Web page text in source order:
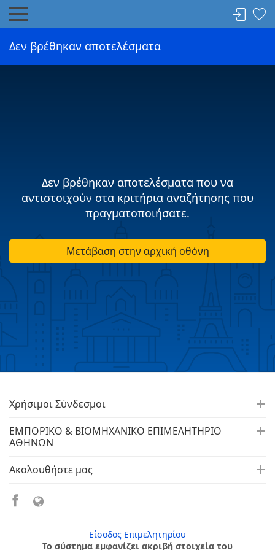
Δεν βρέθηκαν αποτελέσματα
Δεν βρέθηκαν αποτελέσματα που να
αντιστοιχούν στα κριτήρια αναζήτησης που
πραγματοποιήσατε.
Μετάβαση στην αρχική οθόνη
Χρήσιμοι Σύνδεσμοι
ΕΜΠΟΡΙΚΟ & ΒΙΟΜΗΧΑΝΙΚΟ ΕΠΙΜΕΛΗΤΗΡΙΟ
ΑΘΗΝΩΝ
Ακολουθήστε μας
Είσοδος Επιμελητηρίου
Το σύστημα εμφανίζει ακριβή στοιχεία του